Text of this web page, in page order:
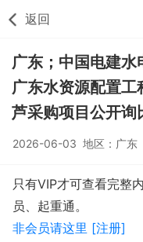
返回
广东；中国电建
广东水资源配置
芦采购项目公开询
2026-06-03 地区：广东
只有VIP才可查看完整
员、起重通。
非会员请这里 [注册]